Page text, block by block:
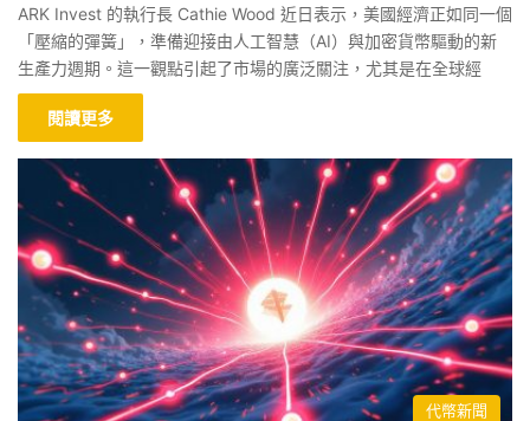
ARK Invest 的執行長 Cathie Wood 近日表示，美國經濟正如同一個
「壓縮的彈簧」，準備迎接由人工智慧（AI）與加密貨幣驅動的新
生產力週期。這一觀點引起了市場的廣泛關注，尤其是在全球經
閱讀更多
代幣新聞